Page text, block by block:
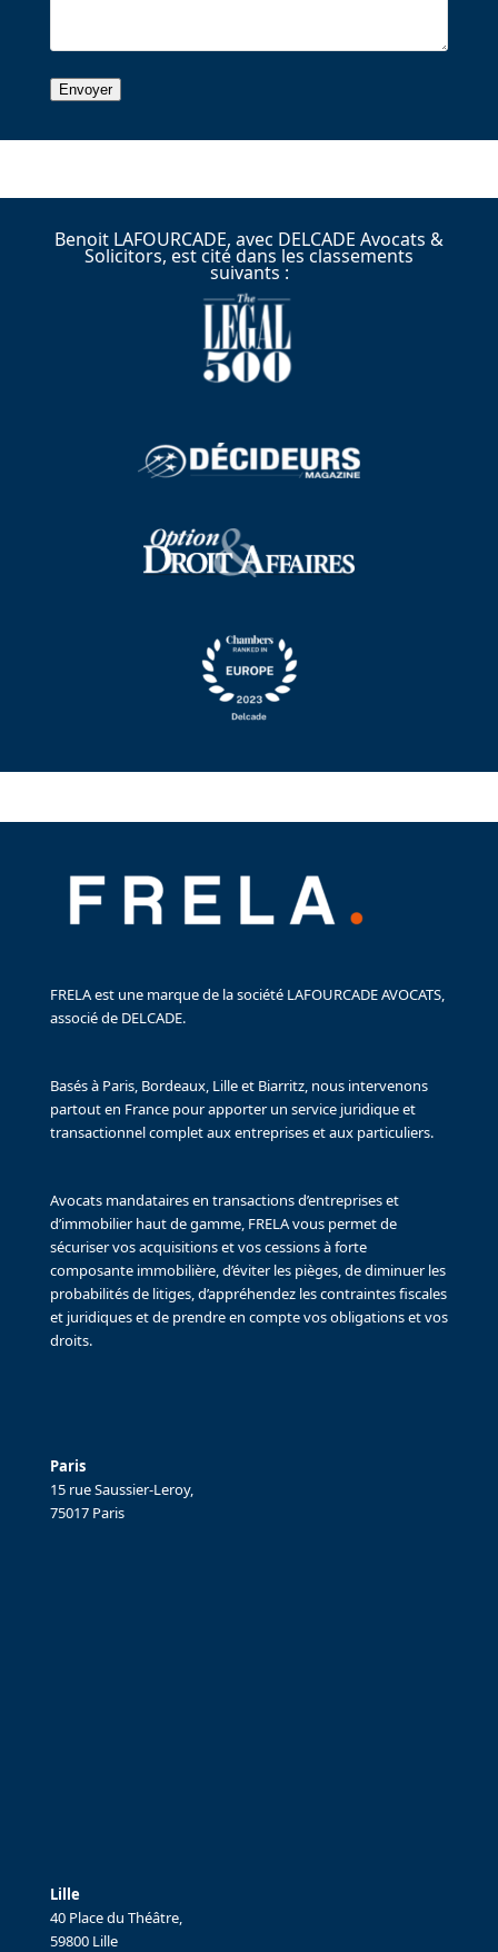
Benoit LAFOURCADE, avec DELCADE Avocats &
Solicitors, est cité dans les classements
suivants :
FRELA est une marque de la société LAFOURCADE AVOCATS,
associé de DELCADE.
Basés à Paris, Bordeaux, Lille et Biarritz, nous intervenons
partout en France pour apporter un service juridique et
transactionnel complet aux entreprises et aux particuliers.
Avocats mandataires en transactions d’entreprises et
d’immobilier haut de gamme, FRELA vous permet de
sécuriser vos acquisitions et vos cessions à forte
composante immobilière, d’éviter les pièges, de diminuer les
probabilités de litiges, d’appréhendez les contraintes fiscales
et juridiques et de prendre en compte vos obligations et vos
droits.
Paris
15 rue Saussier-Leroy,
75017 Paris
Lille
40 Place du Théâtre,
59800 Lille